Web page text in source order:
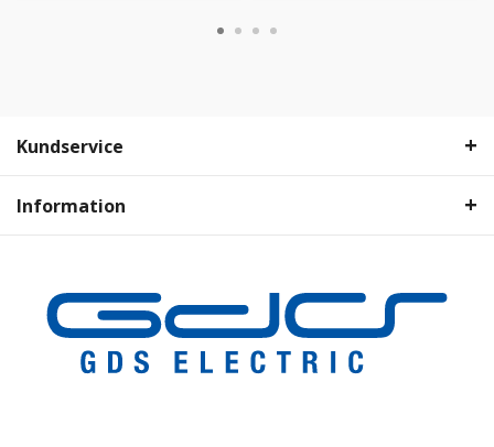
Kundservice
Information